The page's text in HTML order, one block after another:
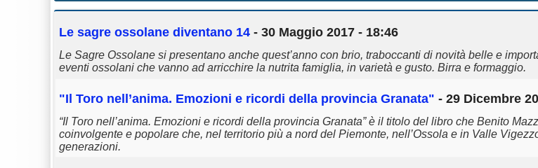
Le sagre ossolane diventano 14 - 30 Maggio 2017 - 18:46
Le Sagre Ossolane si presentano anche quest’anno con brio, traboccanti di novità belle e
eventi ossolani che vanno ad arricchire la nutrita famiglia, in varietà e gusto. Birra e formaggio.
"Il Toro nell’anima. Emozioni e ricordi della provincia Granata" - 29 Dicembre
“Il Toro nell’anima. Emozioni e ricordi della provincia Granata” è il titolo del libro che Benito
coinvolgente e popolare che, nel territorio più a nord del Piemonte, nell’Ossola e in Valle
generazioni.